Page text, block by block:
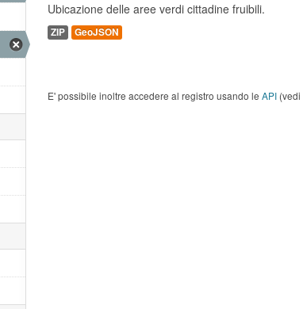
Ubicazione delle aree verdi cittadine fruibili.
ZIP GeoJSON
E' possibile inoltre accedere al registro usando le API (vedi